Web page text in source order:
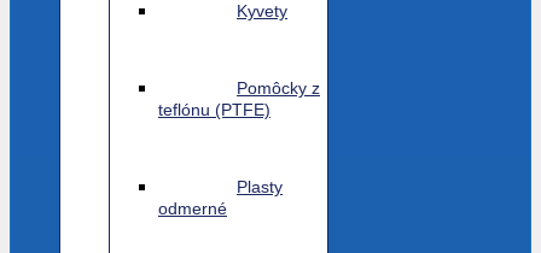
Kyvety
Pomôcky z
teflónu (PTFE)
Plasty
odmerné